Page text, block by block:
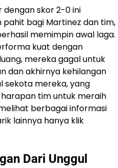
skor 2-0 ini
bagi Martinez dan tim,
memimpin awal laga.
kuat dengan
mereka gagal untuk
dan akhirnya kehilangan
sekota mereka, yang
tim untuk meraih
berbagai informasi
lainnya hanya klik
Dari Unggul